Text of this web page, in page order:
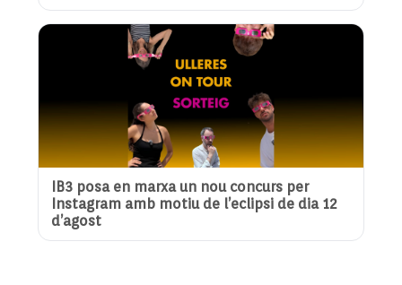
IB3 posa en marxa un nou concurs per
Instagram amb motiu de l’eclipsi de dia 12
d’agost